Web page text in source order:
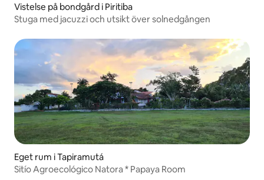
Vistelse på bondgård i Piritiba
Stuga med jacuzzi och utsikt över solnedgången
Eget rum i Tapiramutá
Sitío Agroecológico Natora * Papaya Room